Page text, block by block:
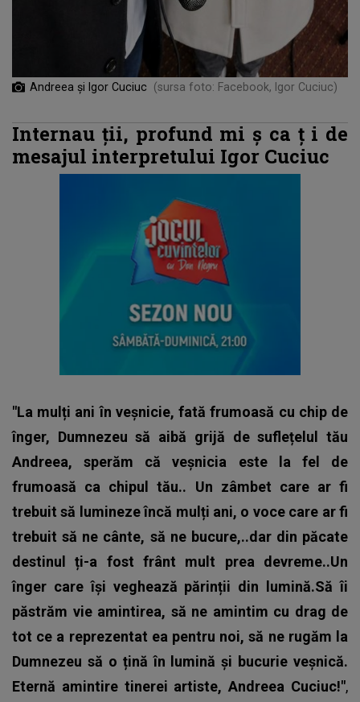
Andreea și Igor Cuciuc (sursa foto: Facebook, Igor Cuciuc)
Internau ții, profund mi ș ca ț i de
mesajul interpretului Igor Cuciuc
"La mulți ani în veșnicie, fată frumoasă cu chip de
înger, Dumnezeu să aibă grijă de suflețelul tău
Andreea, sperăm că veșnicia este la fel de
frumoasă ca chipul tău.. Un zâmbet care ar fi
trebuit să lumineze încă mulți ani, o voce care ar fi
trebuit să ne cânte, să ne bucure,..dar din păcate
destinul ți-a fost frânt mult prea devreme..Un
înger care își veghează părinții din lumină.Să îi
păstrăm vie amintirea, să ne amintim cu drag de
tot ce a reprezentat ea pentru noi, să ne rugăm la
Dumnezeu să o țină în lumină și bucurie veșnică.
Eternă amintire tinerei artiste, Andreea Cuciuc!",